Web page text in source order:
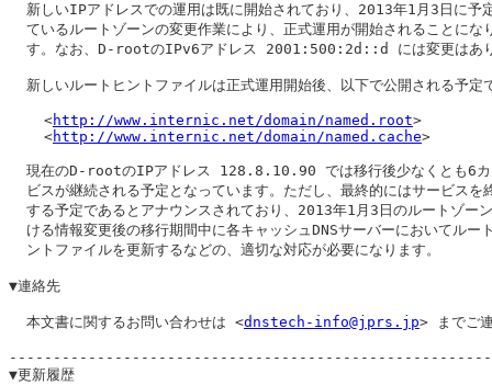
新しいIPアドレスでの運用は既に開始されており、2013年1月3日に予
ているルートゾーンの変更作業により、正式運用が開始されることにな
す。なお、D-rootのIPv6アドレス 2001:500:2d::d には変更はあ
新しいルートヒントファイルは正式運用開始後、以下で公開される予定
    <
http://www.internic.net/domain/named.root>
    <
http://www.internic.net/domain/named.cache>
現在のD-rootのIPアドレス 128.8.10.90 では移行後少なくとも6カ
ビスが継続される予定となっています。ただし、最終的にはサービスを
する予定であるとアナウンスされており、2013年1月3日のルートゾー
ける情報変更後の移行期間中に各キャッシュDNSサーバーにおいてルー
  ントファイルを更新するなどの、適切な対応が必要になります。
▼連絡先
  本文書に関するお問い合わせは <
dnstech-info@jprs.jp> までご
▼更新履歴